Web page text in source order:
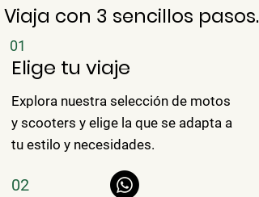
Viaja con 3 sencillos pasos.
01
Elige tu viaje
Explora nuestra selección de motos
y scooters y elige la que se adapta a
tu estilo y necesidades.
02